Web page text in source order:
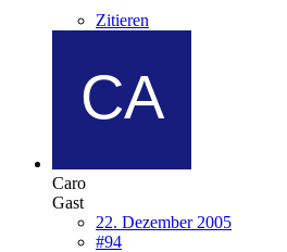
Zitieren
Caro
Gast
22. Dezember 2005
#94